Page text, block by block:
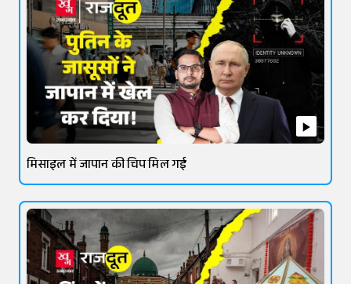
मिसाइल में जापान की चिप मिल गई